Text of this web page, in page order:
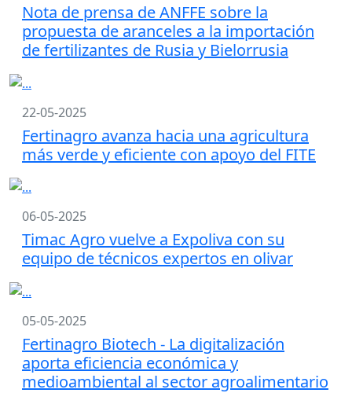
Nota de prensa de ANFFE sobre la
propuesta de aranceles a la importación
de fertilizantes de Rusia y Bielorrusia
22-05-2025
Fertinagro avanza hacia una agricultura
más verde y eficiente con apoyo del FITE
06-05-2025
Timac Agro vuelve a Expoliva con su
equipo de técnicos expertos en olivar
05-05-2025
Fertinagro Biotech - La digitalización
aporta eficiencia económica y
medioambiental al sector agroalimentario